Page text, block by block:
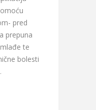
pred
prepuna
te
bolesti